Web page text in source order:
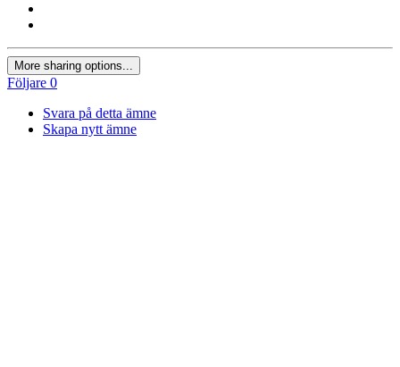
More sharing options...
Följare 0
Svara på detta ämne
Skapa nytt ämne